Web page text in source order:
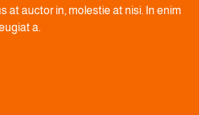
at auctor in, molestie at nisi. In enim
a.